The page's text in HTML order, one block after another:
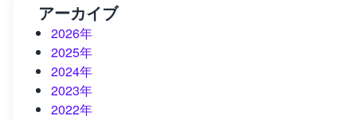
アーカイブ
2026年
2025年
2024年
2023年
2022年